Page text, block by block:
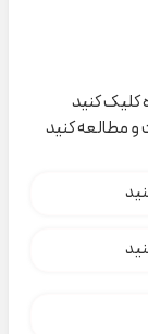
کلیک کنید
و مطالعه کنید